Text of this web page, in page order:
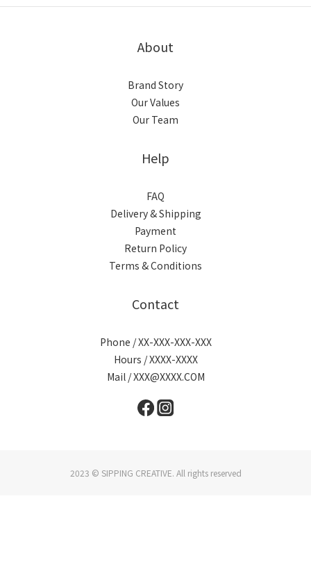
About
Brand Story
Our Values
Our Team
Help
FAQ
Delivery & Shipping
Payment
Return Policy
Terms & Conditions
Contact
Phone / XX-XXX-XXX-XXX
Hours / XXXX-XXXX
Mail / XXX@XXXX.COM
2023 © SIPPING CREATIVE. All rights reserved